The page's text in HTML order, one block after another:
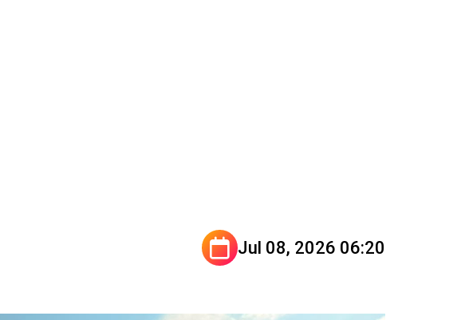
Jul 08, 2026 06:20